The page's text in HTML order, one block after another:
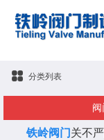
分类列表
铁岭阀门 关不